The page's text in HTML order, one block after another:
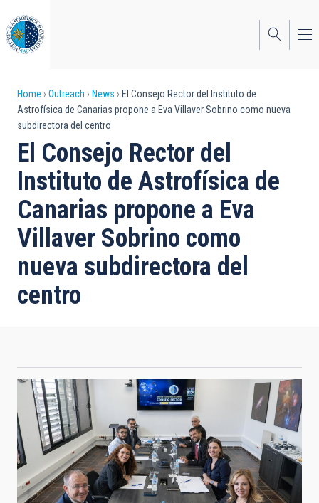
to
main
content
Breadcrumb
Home Outreach News
El Consejo Rector del Instituto de
Astrofísica de Canarias propone a Eva Villaver Sobrino como nueva
subdirectora del centro
El Consejo Rector del
Instituto de Astrofísica de
Canarias propone a Eva
Villaver Sobrino como
nueva subdirectora del
centro